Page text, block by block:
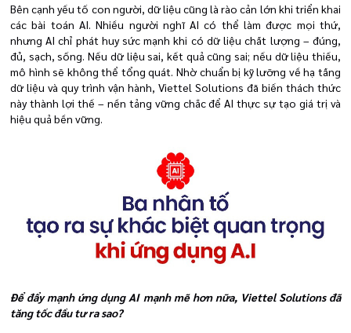
Bên cạnh yếu tố con người, dữ liệu cũng là rào cản lớn khi triển khai
các bài toán AI. Nhiều người nghĩ AI có thể làm được mọi thứ,
nhưng AI chỉ phát huy sức mạnh khi có dữ liệu chất lượng – đúng,
đủ, sạch, sống. Nếu dữ liệu sai, kết quả cũng sai; nếu dữ liệu thiếu,
mô hình sẽ không thể tổng quát. Nhờ chuẩn bị kỹ lưỡng về hạ tầng
dữ liệu và quy trình vận hành, Viettel Solutions đã biến thách thức
này thành lợi thế – nền tảng vững chắc để AI thực sự tạo giá trị và
hiệu quả bền vững.
Để đẩy mạnh ứng dụng AI mạnh mẽ hơn nữa, Viettel Solutions đã
tăng tốc đầu tư ra sao?